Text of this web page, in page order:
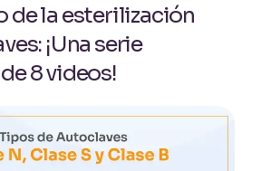
de la esterilización
¡Una serie
8 videos!